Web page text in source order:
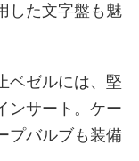
した文字盤も魅
ベゼルには、堅
ンサート。ケー
プバルブも装備